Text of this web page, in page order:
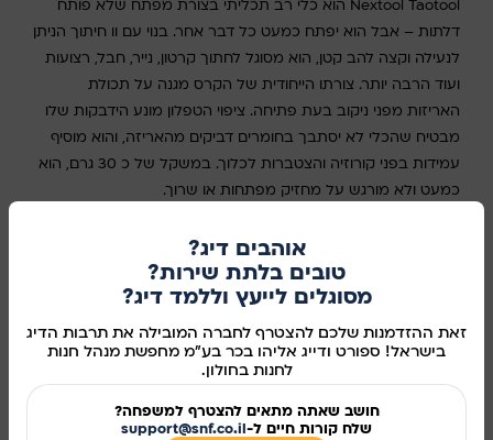
אוהבים דיג?
טובים בלתת שירות?
מסוגלים לייעץ וללמד דיג?
זאת ההזדמנות שלכם להצטרף לחברה המובילה את תרבות הדיג
בישראל! ספורט ודייג אליהו בכר בע"מ מחפשת מנהל חנות
לחנות בחולון.
חושב שאתה מתאים להצטרף למשפחה?
שלח קורות חיים ל-support@snf.co.il
Nextool Taotool הוא כלי רב תכליתי בצורת מפתח שלא פותח
דלתות – אבל הוא יפתח כמעט כל דבר אחר. בנוי עם וו חיתוך הניתן
לנעילה וקצה להב קטן, הוא מסוגל לחתוך קרטון, נייר, חבל, רצועות
ועוד הרבה יותר. צורתו הייחודית של הקרס מגנה על תכולת
האריזות מפני ניקוב בעת פתיחה. ציפוי הטפלון מונע הידבקות שלו
מבטיח שהכלי לא יסתבך בחומרים דביקים מהאריזה, והוא מוסיף
עמידות בפני קורוזיה והצטברות לכלוך. במשקל של כ 30 גרם, הוא
כמעט ולא מורגש על מחזיק מפתחות או שרוך.
הוספה לסל
קנו עכשיו
מידע נוסף